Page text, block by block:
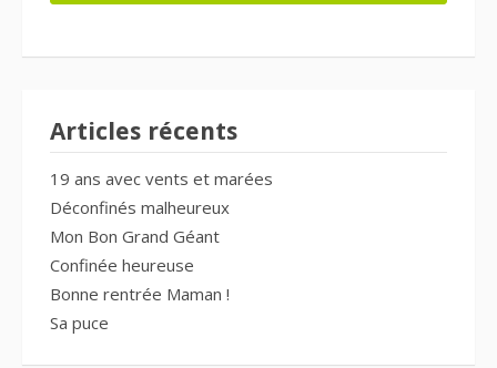
Articles récents
19 ans avec vents et marées
Déconfinés malheureux
Mon Bon Grand Géant
Confinée heureuse
Bonne rentrée Maman !
Sa puce